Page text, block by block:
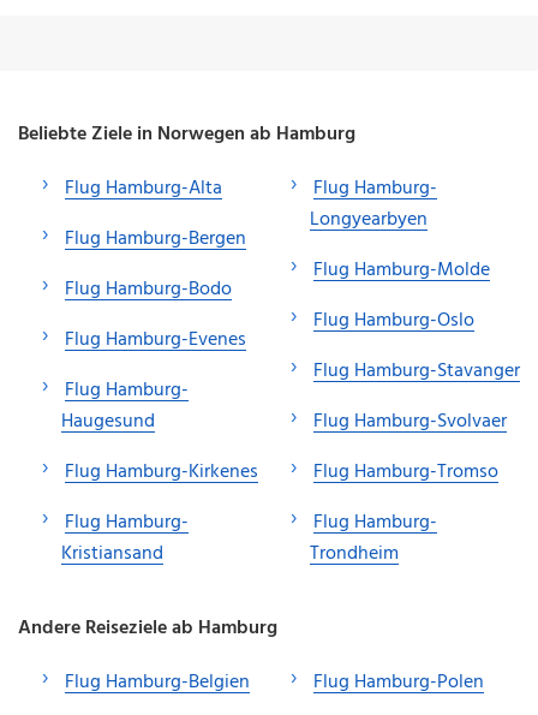
Beliebte Ziele in Norwegen ab Hamburg
Flug Hamburg-Alta
Flug Hamburg-Bergen
Flug Hamburg-Bodo
Flug Hamburg-Evenes
Flug Hamburg-
Haugesund
Flug Hamburg-Kirkenes
Flug Hamburg-
Kristiansand
Flug Hamburg-
Longyearbyen
Flug Hamburg-Molde
Flug Hamburg-Oslo
Flug Hamburg-Stavanger
Flug Hamburg-Svolvaer
Flug Hamburg-Tromso
Flug Hamburg-
Trondheim
Andere Reiseziele ab Hamburg
Flug Hamburg-Belgien
Flug Hamburg-Polen